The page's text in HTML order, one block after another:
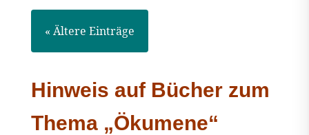
« Ältere Einträge
Hinweis auf Bücher zum
Thema „Ökumene“